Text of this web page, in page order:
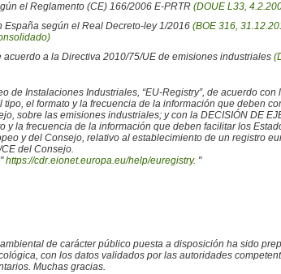
el Reglamento (CE) 166/2006 E-PRTR (DOUE L33,
España según el Real Decreto-ley 1/2016 (BOE 316,
acuerdo a la Directiva 2010/75/UE de emisiones industriales
de Instalaciones Industriales, “EU-Registry”, de acuerdo
tipo, el formato y la frecuencia de la información que deben
sobre las emisiones industriales; y con la DECISIÓN DE
y la frecuencia de la información que deben facilitar los
y del Consejo, relativo al establecimiento de un registro
del Consejo.
https://cdr.eionet.europa.eu/help/euregistry. "
de carácter público puesta a disposición ha sido
con los datos validados por las autoridades
Muchas gracias.